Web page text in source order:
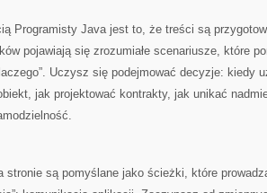
Programisty Java jest to, że treści są
pojawiają się zrozumiałe scenariusze, które
Uczysz się podejmować decyzje: kiedy
jak projektować kontrakty, jak unikać
stronie są pomyślane jako ścieżki, które